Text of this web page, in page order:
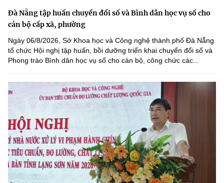
Đà Nẵng tập huấn chuyển đổi số và Bình dân học vụ số cho
cán bộ cấp xã, phường
Ngày 06/8/2026, Sở Khoa học và Công nghệ thành phố Đà Nẵng
tổ chức Hội nghị tập huấn, bồi dưỡng triển khai chuyển đổi số và
Phong trào Bình dân học vụ số cho cán bộ, công chức các...